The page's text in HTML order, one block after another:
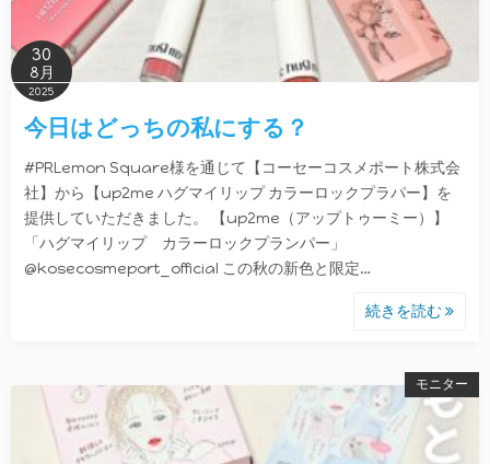
30
8月
2025
今日はどっちの私にする？
#PRLemon Square様を通じて【コーセーコスメポート株式会
社】から【up2me ハグマイリップ カラーロックプラパー】を
提供していただきました。 【up2me（アップトゥーミー）】
「ハグマイリップ カラーロックプランパー」
@kosecosmeport_official この秋の新色と限定…
続きを読む
モニター